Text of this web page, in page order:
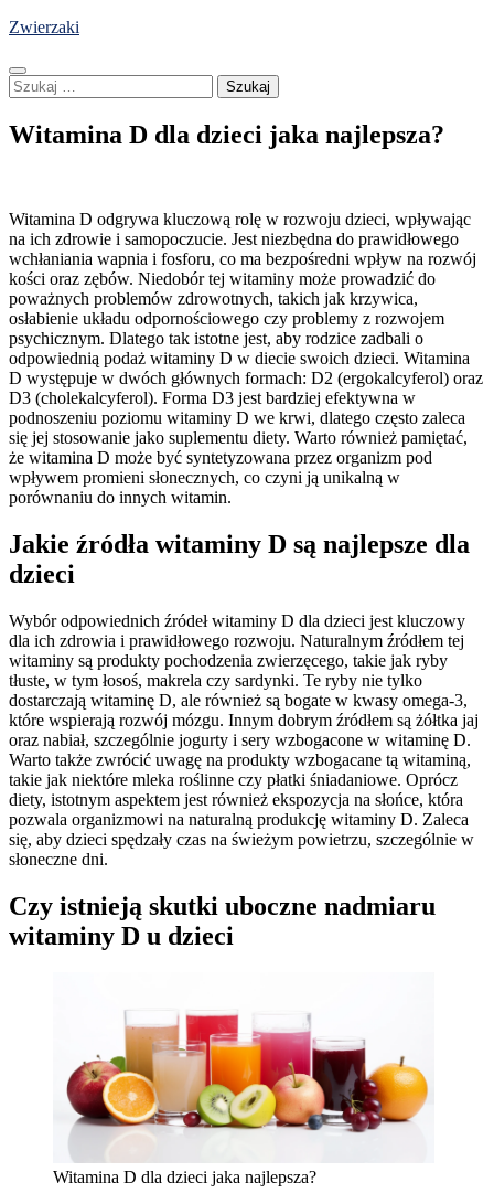
Skip
content
Zwierzaki
Szukaj:
Witamina D dla dzieci jaka najlepsza?
Witamina D odgrywa kluczową rolę w rozwoju dzieci, wpływając
na ich zdrowie i samopoczucie. Jest niezbędna do prawidłowego
wchłaniania wapnia i fosforu, co ma bezpośredni wpływ na rozwój
kości oraz zębów. Niedobór tej witaminy może prowadzić do
poważnych problemów zdrowotnych, takich jak krzywica,
osłabienie układu odpornościowego czy problemy z rozwojem
psychicznym. Dlatego tak istotne jest, aby rodzice zadbali o
odpowiednią podaż witaminy D w diecie swoich dzieci. Witamina
D występuje w dwóch głównych formach: D2 (ergokalcyferol) oraz
D3 (cholekalcyferol). Forma D3 jest bardziej efektywna w
podnoszeniu poziomu witaminy D we krwi, dlatego często zaleca
się jej stosowanie jako suplementu diety. Warto również pamiętać,
że witamina D może być syntetyzowana przez organizm pod
wpływem promieni słonecznych, co czyni ją unikalną w
porównaniu do innych witamin.
Jakie źródła witaminy D są najlepsze dla
dzieci
Wybór odpowiednich źródeł witaminy D dla dzieci jest kluczowy
dla ich zdrowia i prawidłowego rozwoju. Naturalnym źródłem tej
witaminy są produkty pochodzenia zwierzęcego, takie jak ryby
tłuste, w tym łosoś, makrela czy sardynki. Te ryby nie tylko
dostarczają witaminę D, ale również są bogate w kwasy omega-3,
które wspierają rozwój mózgu. Innym dobrym źródłem są żółtka jaj
oraz nabiał, szczególnie jogurty i sery wzbogacone w witaminę D.
Warto także zwrócić uwagę na produkty wzbogacane tą witaminą,
takie jak niektóre mleka roślinne czy płatki śniadaniowe. Oprócz
diety, istotnym aspektem jest również ekspozycja na słońce, która
pozwala organizmowi na naturalną produkcję witaminy D. Zaleca
się, aby dzieci spędzały czas na świeżym powietrzu, szczególnie w
słoneczne dni.
Czy istnieją skutki uboczne nadmiaru
witaminy D u dzieci
Witamina D dla dzieci jaka najlepsza?